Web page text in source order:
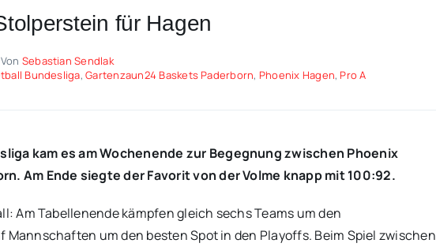
für Hagen
Von Sebastian Sendlak
Bundesliga,Gartenzaun24 Baskets Paderborn, Phoenix Hagen, Pro A
kam es am Wochenende zur Begegnung zwischen Phoenix
Am Ende siegte der Favorit von der Volme knapp mit 100:92.
Am Tabellenende kämpfen gleich sechs Teams um den
Mannschaften um den besten Spot in den Playoffs. Beim Spiel zwischen